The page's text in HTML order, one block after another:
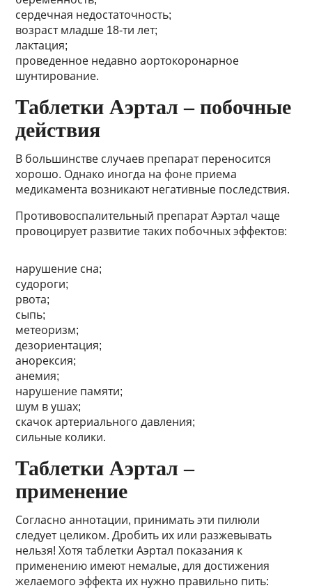
сердечная недостаточность;
возраст младше 18-ти лет;
лактация;
проведенное недавно аортокоронарное
шунтирование.
Таблетки Аэртал – побочные
действия
В большинстве случаев препарат переносится
хорошо. Однако иногда на фоне приема
медикамента возникают негативные последствия.
Противовоспалительный препарат Аэртал чаще
провоцирует развитие таких побочных эффектов:
нарушение сна;
судороги;
рвота;
сыпь;
метеоризм;
дезориентация;
анорексия;
анемия;
нарушение памяти;
шум в ушах;
скачок артериального давления;
сильные колики.
Таблетки Аэртал –
применение
Согласно аннотации, принимать эти пилюли
следует целиком. Дробить их или разжевывать
нельзя! Хотя таблетки Аэртал показания к
применению имеют немалые, для достижения
желаемого эффекта их нужно правильно пить: